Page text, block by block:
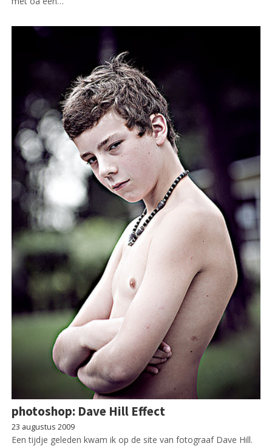
photoshop: Dave Hill Effect
23 augustus 2009
Een tijdje geleden kwam ik op de site van fotograaf Dave Hill.